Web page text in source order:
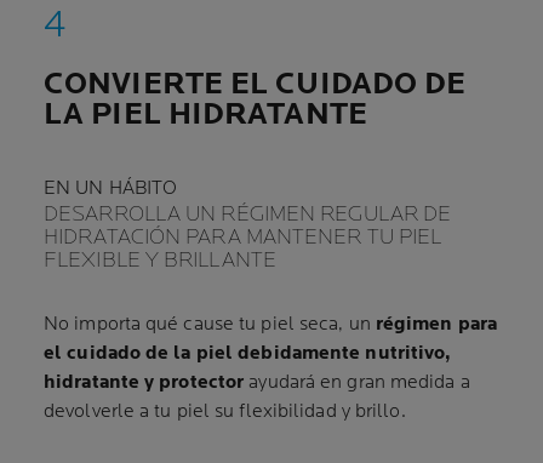
CONVIERTE EL CUIDADO DE
LA PIEL HIDRATANTE
EN UN HÁBITO
DESARROLLA UN RÉGIMEN REGULAR DE
HIDRATACIÓN PARA MANTENER TU PIEL
FLEXIBLE Y BRILLANTE
No importa qué cause tu piel seca, un régimen para
el cuidado de la piel debidamente nutritivo,
hidratante y protector ayudará en gran medida a
devolverle a tu piel su flexibilidad y brillo.